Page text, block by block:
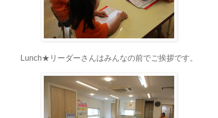
Lunch★リーダーさんはみんなの前でご挨拶です。